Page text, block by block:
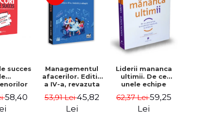
succes
sa-ti
58,40
Managementul
afacerilor. Editia
a IV-a, revazuta
Gabriel I. Nastase
53,91 Lei45,82
Lei
Liderii mananca
ultimii. De ce
unele echipe
impreuna, iar
altele nu. Editia a
62,37 Lei59,25
Lei